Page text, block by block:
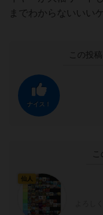
までわからないいい
この投稿
ナイス！
仙人